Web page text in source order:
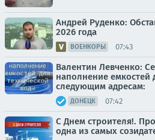
Андрей Руденко:
2026 года
ВОЕНКОРЫ 07:43
Валентин Левченко:
наполнение емкостей
следующим адресам:
ДОНЕЦК 07:42
С Днем строителя!.
одна из самых